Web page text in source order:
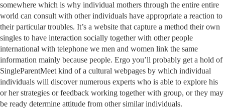
somewhere which is why individual mothers through the entire entire
world can consult with other individuals have appropriate a reaction to
their particular troubles. It’s a website that capture a method their own
singles to have interaction socially together with other people
international with telephone we men and women link the same
information mainly because people. Ergo you’ll probably get a hold of
SingleParentMeet kind of a cultural webpages by which individual
individuals will discover numerous experts who is able to explore his
or her strategies or feedback working together with group, or they may
be ready determine attitude from other similar individuals.